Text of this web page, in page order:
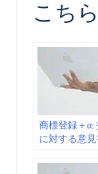
こち
商標登録＋α:
に対する意